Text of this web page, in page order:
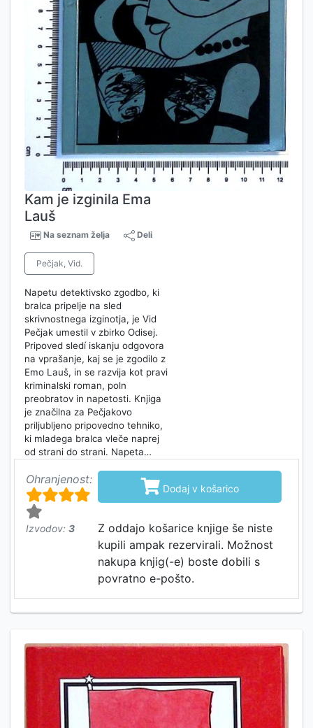
Kam je izginila Ema
Lauš
Na seznam želja Deli
Pečjak, Vid.
Napetu detektivsko zgodbo, ki
bralca pripelje na sled
skrivnostnega izginotja, je Vid
Pečjak umestil v zbirko Odisej.
Pripoved sledí iskanju odgovora
na vprašanje, kaj se je zgodilo z
Emo Lauš, in se razvija kot pravi
kriminalski roman, poln
preobratov in napetosti. Knjiga
je značilna za Pečjakovo
priljubljeno pripovedno tehniko,
ki mladega bralca vleče naprej
od strani do strani. Napeta…
Ohranjenost:
Izvodov: 3
 Dodaj v košarico
Z oddajo košarice knjige še niste
kupili ampak rezervirali. Možnost
nakupa knjig(-e) boste dobili s
povratno e-pošto.